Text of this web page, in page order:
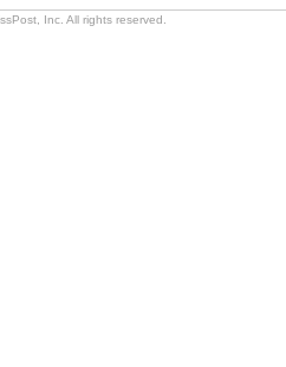
Inc. All rights reserved.